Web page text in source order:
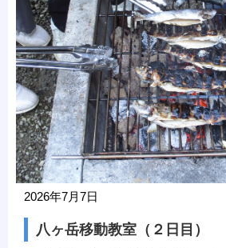
2026年7月7日
八ヶ岳移動教室（２日目）